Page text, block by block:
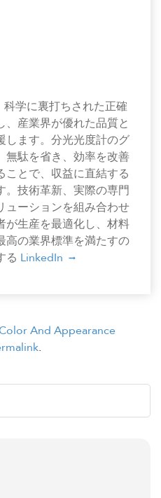
学に裏打ちされた正確
、産業界が優れた品質と
します。分光光度計のグ
無駄を省き、効率を改善
ことで、収益に直結する
。技術革新、実際の専門
ューションを組み合わせ
が生産を最適化し、材料
高の業界標準を満たすの
る LinkedIn
And Appearance
.